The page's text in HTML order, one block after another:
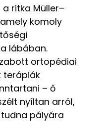
ritka Müller–
komoly
lábában.
ortopédiai
terápiák
– ő
nyíltan arról,
pályára